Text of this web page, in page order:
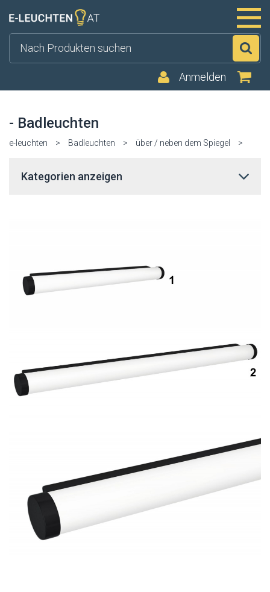
Anmelden
- Badleuchten
e-leuchten > Badleuchten > über / neben dem Spiegel >
Kategorien anzeigen